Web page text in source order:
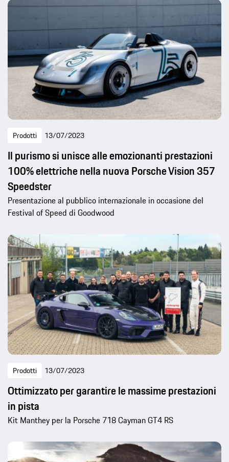
Prodotti 13/07/2023
Il purismo si unisce alle emozionanti prestazioni
100% elettriche nella nuova Porsche Vision 357
Speedster
Presentazione al pubblico internazionale in occasione del
Festival of Speed di Goodwood
Prodotti 13/07/2023
Ottimizzato per garantire le massime prestazioni
in pista
Kit Manthey per la Porsche 718 Cayman GT4 RS